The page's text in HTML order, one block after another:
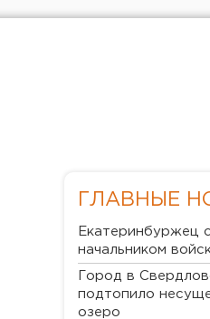
ГЛАВНЫЕ
Екатеринбуржец
начальником
Город в
подтопило
озеро